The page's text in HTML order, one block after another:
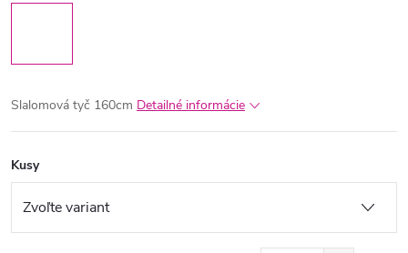
Slalomová tyč 160cm Detailné informácie
Kusy